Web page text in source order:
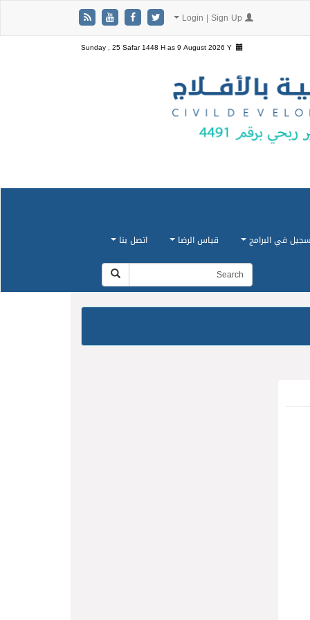
Sunday , 25 Safar 1448 H as9 August 2026 Y
في البرامج قياس الرضا اتصل بنا